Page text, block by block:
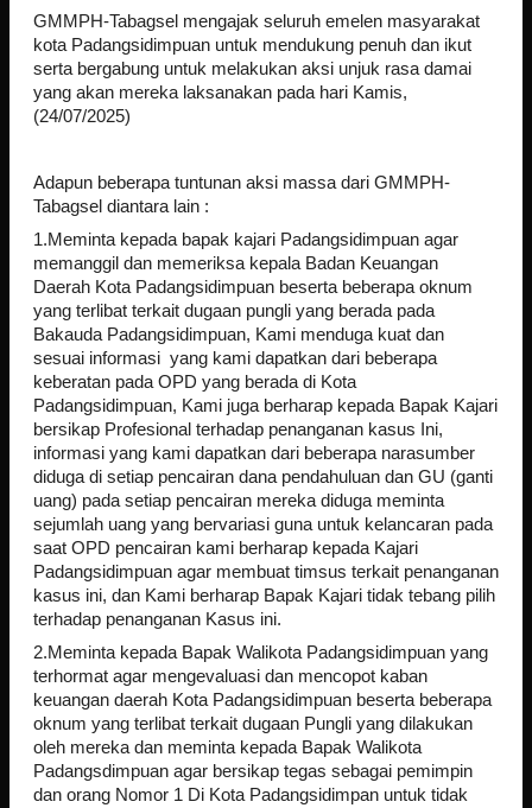
GMMPH-Tabagsel mengajak seluruh emelen masyarakat
kota Padangsidimpuan untuk mendukung penuh dan ikut
serta bergabung untuk melakukan aksi unjuk rasa damai
yang akan mereka laksanakan pada hari Kamis,
(24/07/2025)
Adapun beberapa tuntunan aksi massa dari GMMPH-
Tabagsel diantara lain :
1.Meminta kepada bapak kajari Padangsidimpuan agar
memanggil dan memeriksa kepala Badan Keuangan
Daerah Kota Padangsidimpuan beserta beberapa oknum
yang terlibat terkait dugaan pungli yang berada pada
Bakauda Padangsidimpuan, Kami menduga kuat dan
sesuai informasi yang kami dapatkan dari beberapa
keberatan pada OPD yang berada di Kota
Padangsidimpuan, Kami juga berharap kepada Bapak Kajari
bersikap Profesional terhadap penanganan kasus Ini,
informasi yang kami dapatkan dari beberapa narasumber
diduga di setiap pencairan dana pendahuluan dan GU (ganti
uang) pada setiap pencairan mereka diduga meminta
sejumlah uang yang bervariasi guna untuk kelancaran pada
saat OPD pencairan kami berharap kepada Kajari
Padangsidimpuan agar membuat timsus terkait penanganan
kasus ini, dan Kami berharap Bapak Kajari tidak tebang pilih
terhadap penanganan Kasus ini.
2.Meminta kepada Bapak Walikota Padangsidimpuan yang
terhormat agar mengevaluasi dan mencopot kaban
keuangan daerah Kota Padangsidimpuan beserta beberapa
oknum yang terlibat terkait dugaan Pungli yang dilakukan
oleh mereka dan meminta kepada Bapak Walikota
Padangsdimpuan agar bersikap tegas sebagai pemimpin
dan orang Nomor 1 Di Kota Padangsidimpan untuk tidak